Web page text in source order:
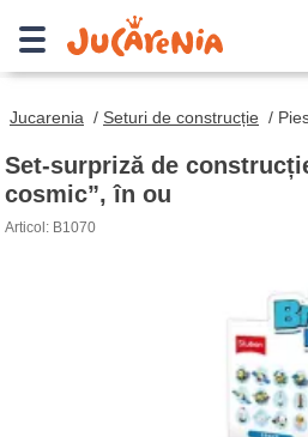
Jucarenia / Seturi de construcție /
Set-surpriză de
cosmic”, în ou
Articol: B1070